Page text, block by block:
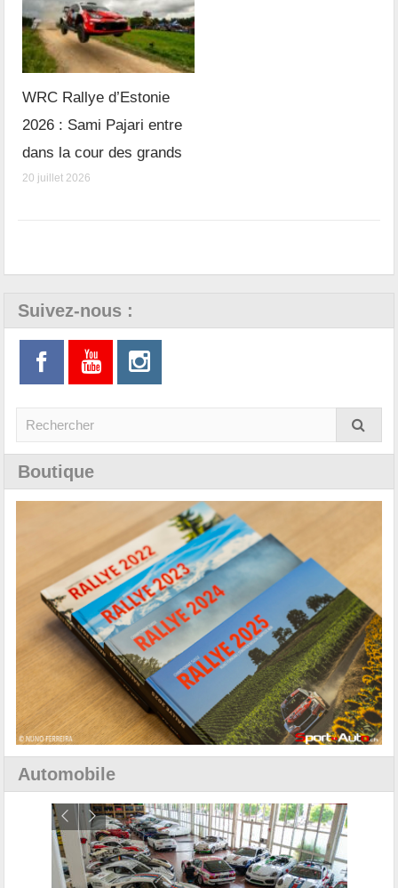
WRC Rallye d’Estonie
2026 : Sami Pajari entre
dans la cour des grands
20 juillet 2026
Suivez-nous :
Boutique
Automobile